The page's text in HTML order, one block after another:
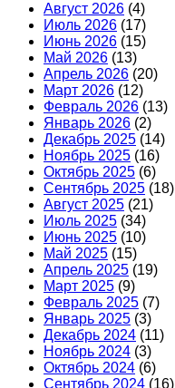
Август 2026 (4)
Июль 2026 (17)
Июнь 2026 (15)
Май 2026 (13)
Апрель 2026 (20)
Март 2026 (12)
Февраль 2026 (13)
Январь 2026 (2)
Декабрь 2025 (14)
Ноябрь 2025 (16)
Октябрь 2025 (6)
Сентябрь 2025 (18)
Август 2025 (21)
Июль 2025 (34)
Июнь 2025 (10)
Май 2025 (15)
Апрель 2025 (19)
Март 2025 (9)
Февраль 2025 (7)
Январь 2025 (3)
Декабрь 2024 (11)
Ноябрь 2024 (3)
Октябрь 2024 (6)
Сентябрь 2024 (16)